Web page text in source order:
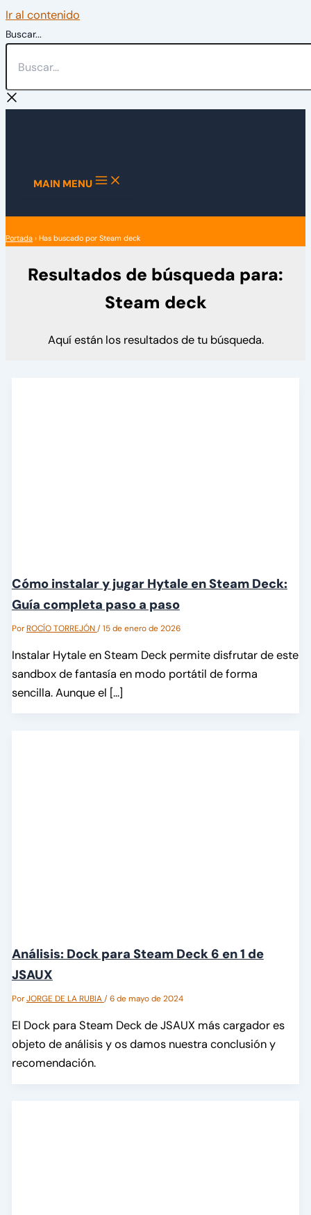
Ir al contenido
Buscar...
MAIN MENU
Portada › Has buscado por Steam deck
Resultados de búsqueda para:
Steam deck
Aquí están los resultados de tu búsqueda.
Cómo instalar y jugar Hytale en Steam Deck:
Guía completa paso a paso
PorROCÍO TORREJÓN/15 de enero de 2026
Instalar Hytale en Steam Deck permite disfrutar de este
sandbox de fantasía en modo portátil de forma
sencilla. Aunque el […]
Análisis: Dock para Steam Deck 6 en 1 de
JSAUX
PorJORGE DE LA RUBIA/6 de mayo de 2024
El Dock para Steam Deck de JSAUX más cargador es
objeto de análisis y os damos nuestra conclusión y
recomendación.